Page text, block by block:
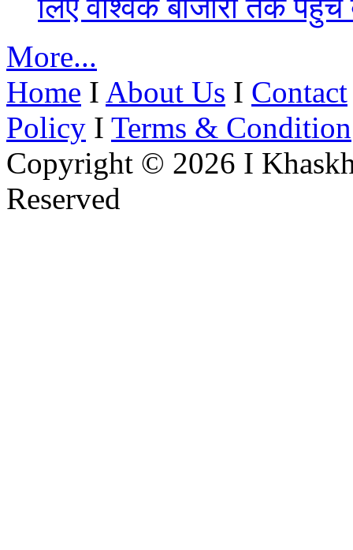
लिए वैश्विक बाजारों तक पहुंच
More...
Home I About Us I Contact
Policy I Terms & Condition
Copyright © 2026 I
Reserved